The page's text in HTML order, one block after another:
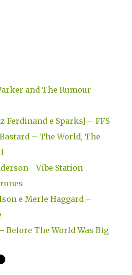
and The Rumour –
Ferdinand e Sparks] – FFS
– The World, The
- Vibe Station
e Merle Haggard –
Before The World Was Big